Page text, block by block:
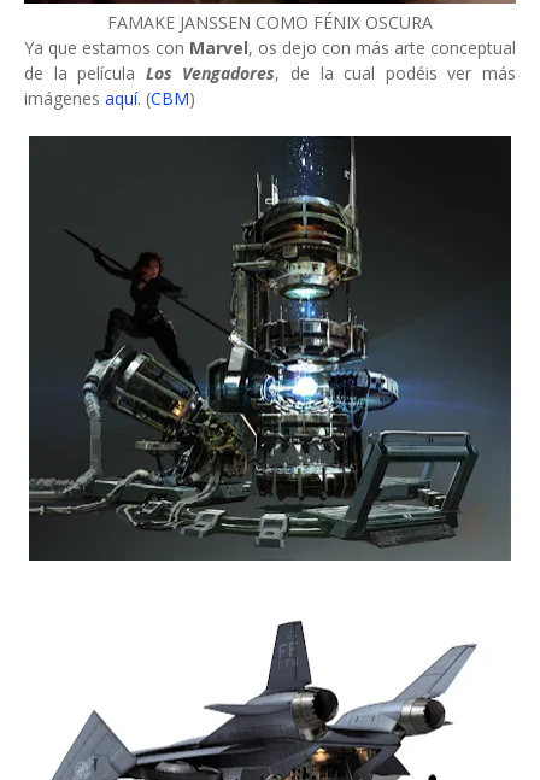
FAMAKE JANSSEN COMO FÉNIX OSCURA
Ya que estamos con Marvel, os dejo con más arte conceptual
de la película Los Vengadores, de la cual podéis ver más
imágenes aquí. (CBM)